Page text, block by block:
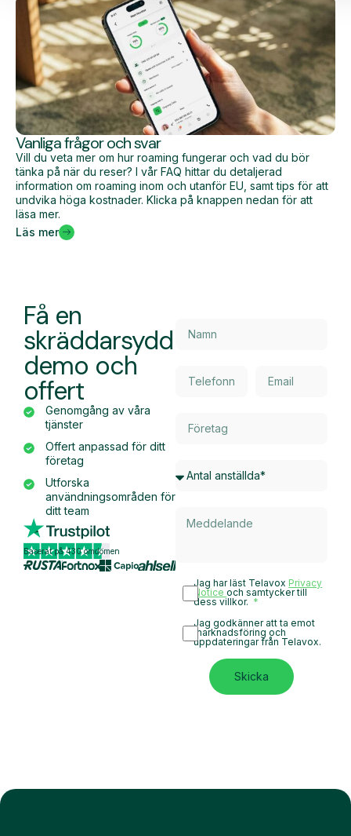
Vanliga frågor och svar
Vill du veta mer om hur roaming fungerar och vad du bör
tänka på när du reser? I vår FAQ hittar du detaljerad
information om roaming inom och utanför EU, samt tips för att
undvika höga kostnader. Klicka på knappen nedan för att
läsa mer.
Läs mer
Få en
skräddarsydd
demo och
offert
Genomgång av våra
tjänster
Offert anpassad för ditt
företag
Utforska
användningsområden för
ditt team
Baserat på 430 omdömen
Jag har läst Telavox Privacy
Noticeoch samtycker till
dess villkor.
Jag godkänner att ta emot
marknadsföring och
uppdateringar från Telavox.
Skicka